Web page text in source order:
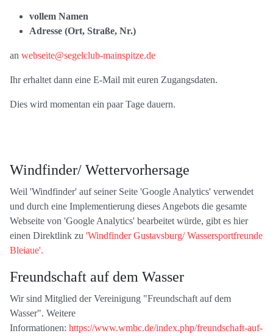
vollem Namen
Adresse (Ort, Straße, Nr.)
an webseite@segelclub-mainspitze.de
Ihr erhaltet dann eine E-Mail mit euren Zugangsdaten.
Dies wird momentan ein paar Tage dauern.
Windfinder/ Wettervorhersage
Weil 'Windfinder' auf seiner Seite 'Google Analytics' verwendet
und durch eine Implementierung dieses Angebots die gesamte
Webseite von 'Google Analytics' bearbeitet würde, gibt es hier
einen Direktlink zu 'Windfinder Gustavsburg/ Wassersportfreunde
Bleiaue'.
Freundschaft auf dem Wasser
Wir sind Mitglied der Vereinigung "Freundschaft auf dem
Wasser". Weitere
Informationen: https://www.wmbc.de/index.php/freundschaft-auf-